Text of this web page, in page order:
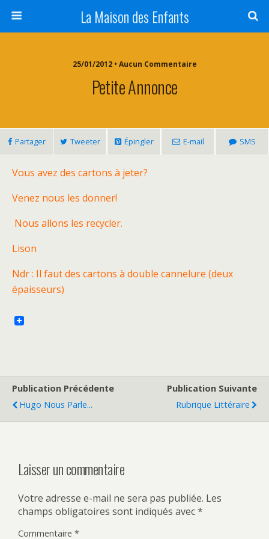
La Maison des Enfants
25/01/2012 • Aucun Commentaire
Petite Annonce
Partager Tweeter Épingler E-mail SMS
Vous avez des cartons à jeter?
Venez nous les donner!
Nous allons les recycler.
Lison
Ndr : Il faut des cartons à double cannelure (deux
épaisseurs)
Publication Précédente
Hugo Nous Parle...
Publication Suivante
Rubrique Littéraire
Laisser un commentaire
Votre adresse e-mail ne sera pas publiée. Les
champs obligatoires sont indiqués avec*
Commentaire *